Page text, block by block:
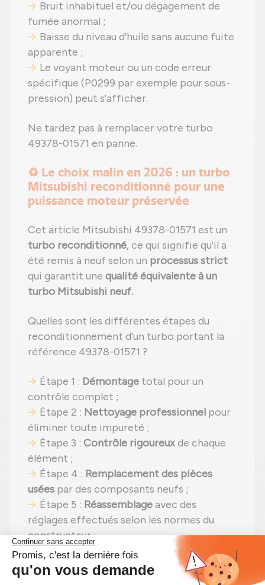
Bruit inhabituel et/ou dégagement de
fumée anormal ;
Baisse du niveau d'huile sans aucune fuite
apparente ;
Le voyant moteur ou un code erreur
spécifique (P0299 par exemple pour sous-
pression) peut s'afficher.
Ne tardez pas à remplacer votre turbo
49378-01571 en panne.
♻️ Le choix malin en 2026 : un turbo
Mitsubishi reconditionné pour une
puissance moteur préservée
Cet article Mitsubishi 49378-01571 est un
turbo reconditionné, ce qui signifie qu'il a
été remis à neuf selon un processus strict
qui garantit une qualité équivalente à un
turbo Mitsubishi neuf.
Quelles sont les différentes étapes du
reconditionnement d'un turbo portant la
référence 49378-01571 ?
Étape 1 : Démontage total pour un
contrôle complet ;
Étape 2 : Nettoyage professionnel pour
éliminer toute impureté ;
Étape 3 : Contrôle rigoureuxde chaque
élément ;
Étape 4 : Remplacement des pièces
usées par des composants neufs ;
Étape 5 : Réassemblageavec des
réglages effectués selon les normes du
constructeur ;
Étape 6 : Tests approfondis sur banc
d'essai Schenck avant expédition.